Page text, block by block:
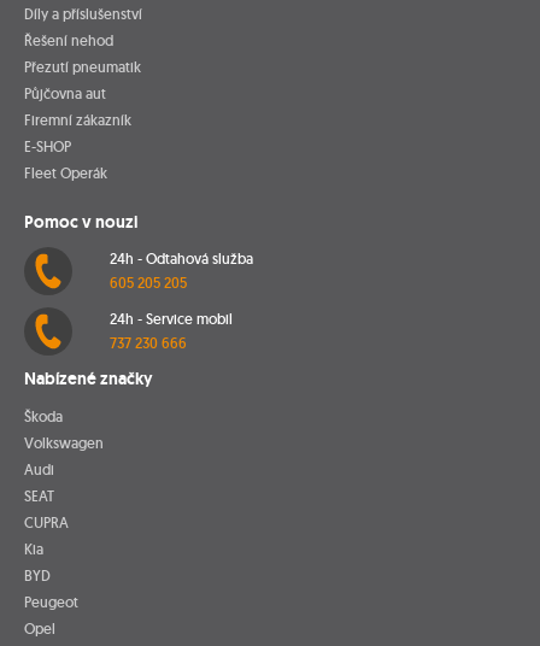
Díly a příslušenství
Řešení nehod
Přezutí pneumatik
Půjčovna aut
Firemní zákazník
E-SHOP
Fleet Operák
Pomoc v nouzi
24h - Odtahová služba
605 205 205
24h - Service mobil
737 230 666
Nabízené značky
Škoda
Volkswagen
Audi
SEAT
CUPRA
Kia
BYD
Peugeot
Opel